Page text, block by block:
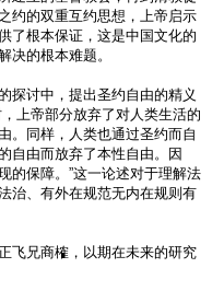
约的双重互约思想， 上帝启示
了根本保证， 这是中国文化的
决的根本难题。
探讨中， 提出圣约自由的精义
上帝部分放弃了对人类生活的
。同样， 人类也通过圣约而自
自由而放弃了本性自由。因
的保障。”这一论述对于理解法
治、 有外在规范无内在规则有
飞兄商榷， 以期在未来的研究